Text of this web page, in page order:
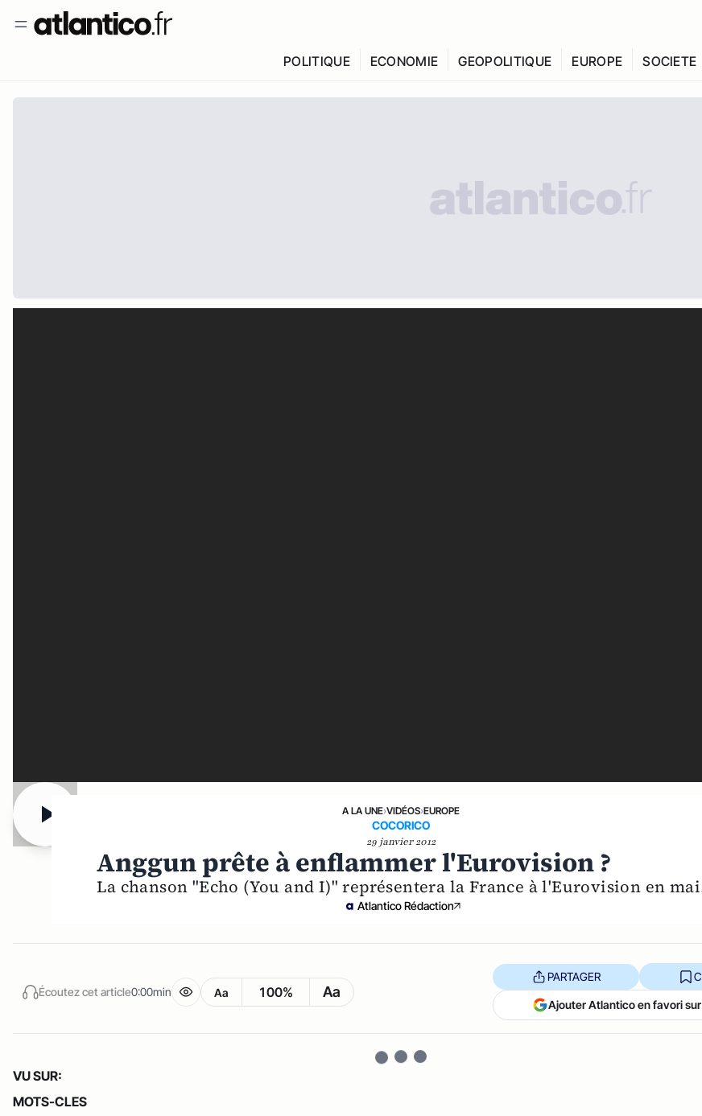
POLITIQUE ECONOMIE GEOPOLITIQUE EUROPE SOCIETE
A LA UNE›VIDÉOS›EUROPE
COCORICO
29 janvier 2012
Anggun prête à enflammer l'Eurovision ?
La chanson "Echo (You and I)" représentera la France à l'Eurovision en
Atlantico Rédaction
Écoutez cet article0:00min Aa 100% Aa
PARTAGER
Ajouter Atlantico en favori
VU SUR:
MOTS-CLES